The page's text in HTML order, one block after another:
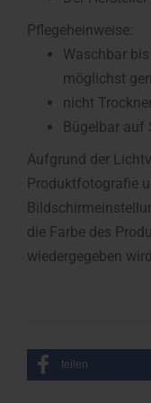
Pflegeheinweise:
Waschbar
möglichst
nicht
Bügelbar auf
Aufgrund der
Produktfotografie
die Farbe des
wiedergegeben wird.
teilen